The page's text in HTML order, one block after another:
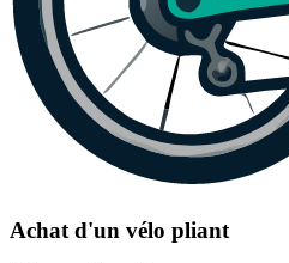
Achat d'un vélo pliant